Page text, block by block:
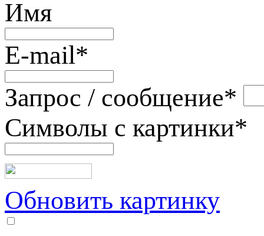
Имя
E-mail*
Запрос / сообщение*
Символы с картинки*
Обновить картинку